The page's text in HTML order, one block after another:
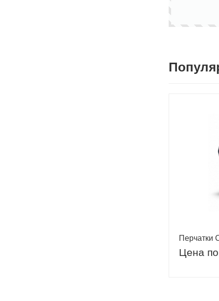
Перчатки
Цена